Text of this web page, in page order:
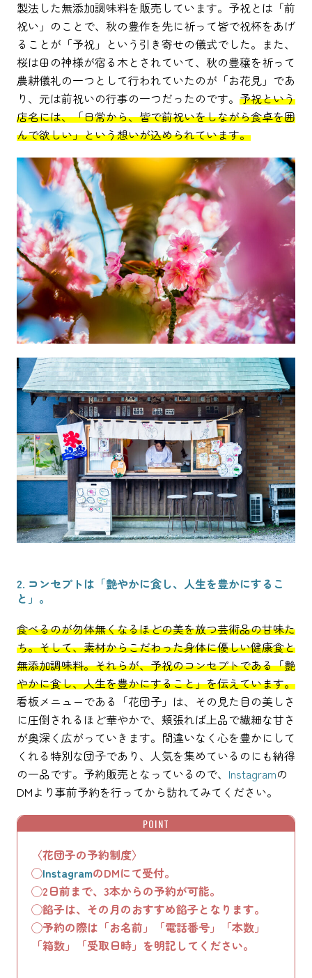
製法した無添加調味料を販売しています。予祝とは「前
祝い」のことで、秋の豊作を先に祈って皆で祝杯をあげ
ることが「予祝」という引き寄せの儀式でした。また、
桜は田の神様が宿る木とされていて、秋の豊穣を祈って
農耕儀礼の一つとして行われていたのが「お花見」であ
り、元は前祝いの行事の一つだったのです。 予祝という
店名には、「日常から、皆で前祝いをしながら食卓を囲
んで欲しい」という想いが込められています。
2. コンセプトは「艶やかに食し、人生を豊かにするこ
と」。
食べるのが勿体無くなるほどの美を放つ芸術品の甘味た
ち。そして、素材からこだわった身体に優しい健康食と
無添加調味料。それらが、予祝のコンセプトである「艶
やかに食し、人生を豊かにすること」を伝えています。
看板メニューである「花団子」は、その見た目の美しさ
に圧倒されるほど華やかで、頬張れば上品で繊細な甘さ
が奥深く広がっていきます。間違いなく心を豊かにして
くれる特別な団子であり、人気を集めているのにも納得
の一品です。予約販売となっているので、 Instagramの
DMより事前予約を行ってから訪れてみてください。
POINT
〈花団子の予約制度〉
◯InstagramのDMにて受付。
◯2日前まで、3本からの予約が可能。
◯餡子は、その月のおすすめ餡子となります。
◯予約の際は「お名前」「電話番号」「本数」
「箱数」「受取日時」を明記してください。